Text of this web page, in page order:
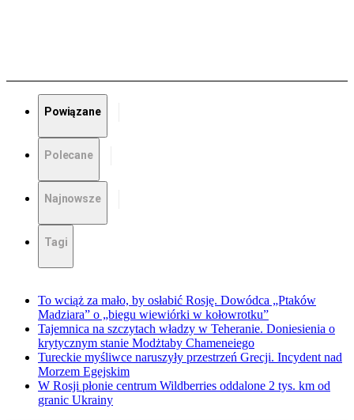
Powiązane
Polecane
Najnowsze
Tagi
To wciąż za mało, by osłabić Rosję. Dowódca „Ptaków
Madziara” o „biegu wiewiórki w kołowrotku”
Tajemnica na szczytach władzy w Teheranie. Doniesienia o
krytycznym stanie Modżtaby Chameneiego
Tureckie myśliwce naruszyły przestrzeń Grecji. Incydent nad
Morzem Egejskim
W Rosji płonie centrum Wildberries oddalone 2 tys. km od
granic Ukrainy